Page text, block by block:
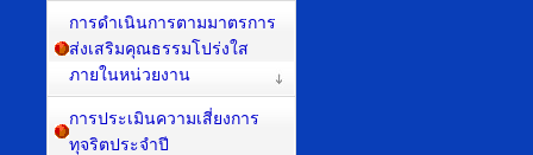
การดำเนินการตามมาตรการ
ส่งเสริมคุณธรรมโปร่งใส
ภายในหน่วยงาน
การประเมินความเสี่ยงการ
ทุจริตประจำปี